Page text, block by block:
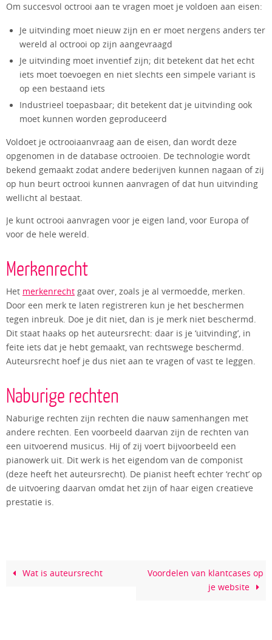
Om succesvol octrooi aan te vragen moet je voldoen aan eisen:
Je uitvinding moet nieuw zijn en er moet nergens anders ter
wereld al octrooi op zijn aangevraagd
Je uitvinding moet inventief zijn; dit betekent dat het echt
iets moet toevoegen en niet slechts een simpele variant is
op een bestaand iets
Industrieel toepasbaar; dit betekent dat je uitvinding ook
moet kunnen worden geproduceerd
Voldoet je octrooiaanvraag aan de eisen, dan wordt deze
opgenomen in de database octrooien. De technologie wordt
bekend gemaakt zodat andere bederijven kunnen nagaan of zij
op hun beurt octrooi kunnen aanvragen of dat hun uitvinding
wellicht al bestaat.
Je kunt octrooi aanvragen voor je eigen land, voor Europa of
voor de hele wereld.
Merkenrecht
Het merkenrecht gaat over, zoals je al vermoedde, merken.
Door een merk te laten registreren kun je het beschermen
tegen inbreuk. Doe je dit niet, dan is je merk niet beschermd.
Dit staat haaks op het auteursrecht: daar is je ‘uitvinding’, in
feite iets dat je hebt gemaakt, van rechtswege beschermd.
Auteursrecht hoef je dus niet aan te vragen of vast te leggen.
Naburige rechten
Naburige rechten zijn rechten die nauw samenhangen met
andere rechten. Een voorbeeld daarvan zijn de rechten van
een uitvoerend musicus. Hij of zij voert bijvoorbeeld een
pianowerk uit. Dit werk is het eigendom van de componist
(deze heeft het auteursrecht). De pianist heeft echter ‘recht’ op
de uitvoering daarvan omdat het zijn of haar eigen creatieve
prestatie is.
Wat is auteursrecht
Voordelen van klantcases op
je website